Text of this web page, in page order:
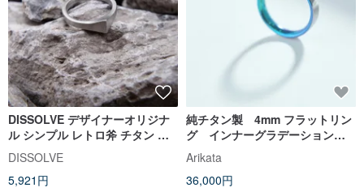
DISSOLVE デザイナーオリジナ
ル シンプル レトロ斧 チタン ス
チール メンズ リング
DISSOLVE
5,921円
純チタン製 4mm フラットリン
グ インナーグラデーション
新緑と青空
Arikata
36,000円